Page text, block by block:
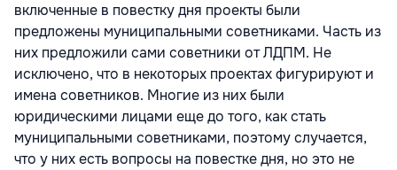
включенные в повестку дня проекты были
предложены муниципальными советниками. Часть из
них предложили сами советники от ЛДПМ. Не
исключено, что в некоторых проектах фигурируют и
имена советников. Многие из них были
юридическими лицами еще до того, как стать
муниципальными советниками, поэтому случается,
что у них есть вопросы на повестке дня, но это не